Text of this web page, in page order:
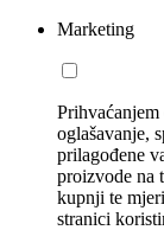
Marketing
oglašavanje,
prilagođene
proizvode na
kupnji te
stranici